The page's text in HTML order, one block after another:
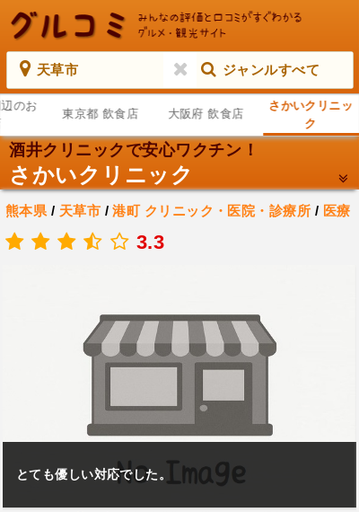
天草市 ジャンルすべて
のお
東京都 飲食店 大阪府 飲食店
さかいクリニッ
ク
酒井クリニックで安心ワクチン！
さかいクリニック
熊本県 / 天草市 /港町 クリニック・医院・診療所 / 医療
.
3.3
とても優しい対応でした。